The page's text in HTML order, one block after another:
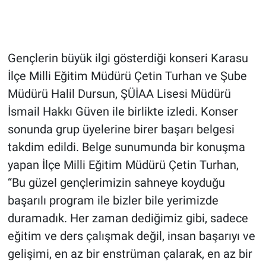
Gençlerin büyük ilgi gösterdiği konseri Karasu
İlçe Milli Eğitim Müdürü Çetin Turhan ve Şube
Müdürü Halil Dursun, ŞÜİAA Lisesi Müdürü
İsmail Hakkı Güven ile birlikte izledi. Konser
sonunda grup üyelerine birer başarı belgesi
takdim edildi. Belge sunumunda bir konuşma
yapan İlçe Milli Eğitim Müdürü Çetin Turhan,
“Bu güzel gençlerimizin sahneye koyduğu
başarılı program ile bizler bile yerimizde
duramadık. Her zaman dediğimiz gibi, sadece
eğitim ve ders çalışmak değil, insan başarıyı ve
gelişimi, en az bir enstrüman çalarak, en az bir